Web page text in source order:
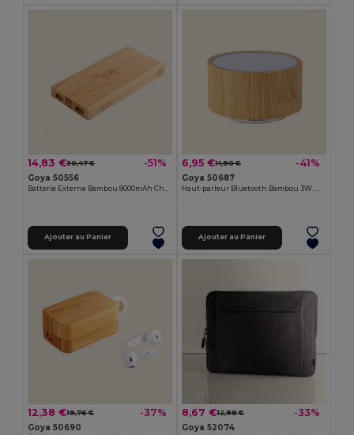
14,83 €30,47 € -51%
Goya 50556
Ajouter au Panier
6,95 €11,80 € -41%
Goya 50687
Ajouter au Panier
12,38 €19,76 € -37%
Goya 50690
8,67 €12,98 € -33%
Goya 52074